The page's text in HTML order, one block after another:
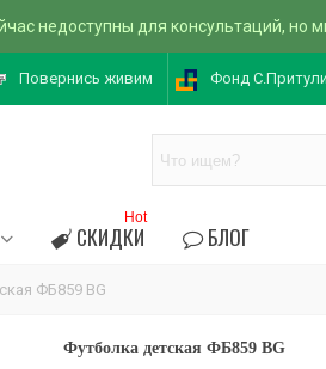
недоступны для консультаций, но
Повернись живим Фонд С.Притули
СКИДКИ
Hot
БЛОГ
ФБ859 BG
Футболка детская ФБ859 BG